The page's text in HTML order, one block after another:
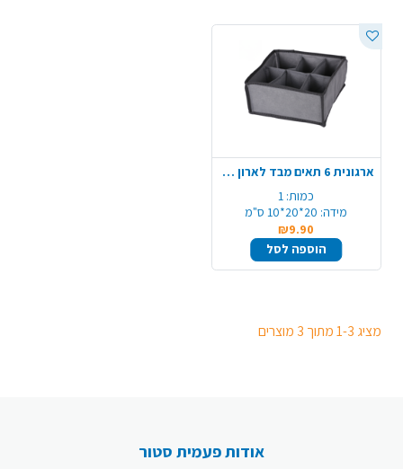
ארגונית 6 תאים מבד לארון 20X20 ס"מ - אפור
כמות: 1
מידה: 20*20*10 ס"מ
₪9.90
הוספה לסל
מציג 1-3 מתוך 3 מוצרים
אודות פעמית סטור